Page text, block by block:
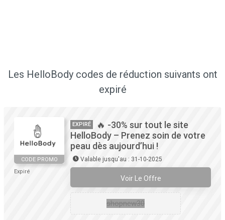
Les HelloBody codes de réduction suivants ont
expiré
CODE PROMO
Expiré
EXPIRÉ
🔥 -30% sur tout le site
HelloBody – Prenez soin de votre
peau dès aujourd’hui !
Valable jusqu'au : 31-10-2025
Voir Le Offre
shopnew30